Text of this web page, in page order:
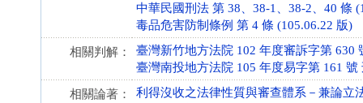
中華民國刑法 第 38、38-1、38-2、40 條
毒品危害防制條例 第 4 條 (105.06.22 版)
相關判解：
臺灣新竹地方法院 102 年度審訴字第 630
臺灣南投地方法院 105 年度易字第 161 號
相關論著：
利得沒收之法律性質與審查體系－兼論立